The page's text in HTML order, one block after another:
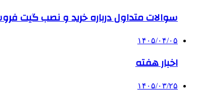
سوالات متداول درباره خرید و نصب گیت
۱۴۰۵/۰۴/۰۵
اخبار هفته
۱۴۰۵/۰۳/۲۵